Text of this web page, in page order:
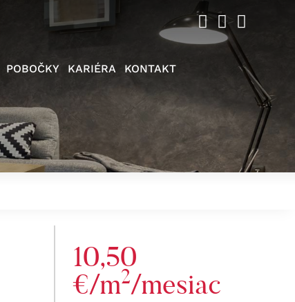
POBOČKY KARIÉRA KONTAKT
10,50
€/m2/mesiac